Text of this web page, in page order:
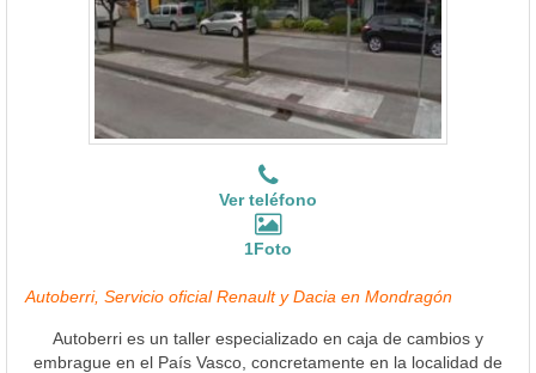
Ver teléfono
1Foto
Autoberri, Servicio oficial Renault y Dacia en Mondragón
Autoberri es un taller especializado en caja de cambios y
embrague en el País Vasco, concretamente en la localidad de